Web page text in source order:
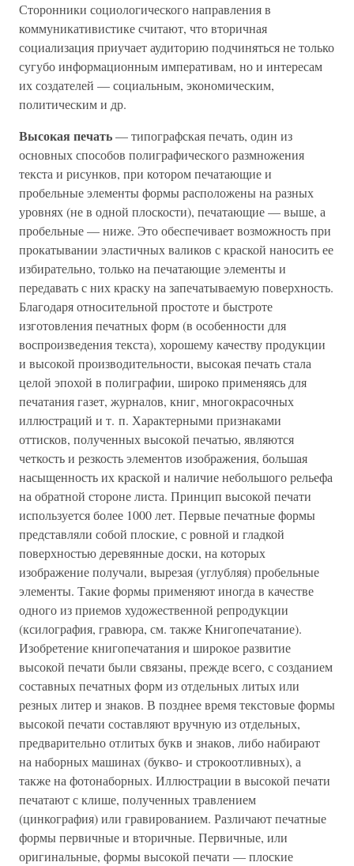
Сторонники социологического направления в
коммуникативистике считают, что вторичная
социализация приучает аудиторию подчиняться не только
сугубо информационным императивам, но и интересам
их создателей — социальным, экономическим,
политическим и др.
Высокая печать— типографская печать, один из
основных способов полиграфического размножения
текста и рисунков, при котором печатающие и
пробельные элементы формы расположены на разных
уровнях (не в одной плоскости), печатающие — выше, а
пробельные — ниже. Это обеспечивает возможность при
прокатывании эластичных валиков с краской наносить ее
избирательно, только на печатающие элементы и
передавать с них краску на запечатываемую поверхность.
Благодаря относительной простоте и быстроте
изготовления печатных форм (в особенности для
воспроизведения текста), хорошему качеству продукции
и высокой производительности, высокая печать стала
целой эпохой в полиграфии, широко применяясь для
печатания газет, журналов, книг, многокрасочных
иллюстраций и т. п. Характерными признаками
оттисков, полученных высокой печатью, являются
четкость и резкость элементов изображения, большая
насыщенность их краской и наличие небольшого рельефа
на обратной стороне листа. Принцип высокой печати
используется более 1000 лет. Первые печатные формы
представляли собой плоские, с ровной и гладкой
поверхностью деревянные доски, на которых
изображение получали, вырезая (углубляя) пробельные
элементы. Такие формы применяют иногда в качестве
одного из приемов художественной репродукции
(ксилография, гравюра, см. также Книгопечатание).
Изобретение книгопечатания и широкое развитие
высокой печати были связаны, прежде всего, с созданием
составных печатных форм из отдельных литых или
резных литер и знаков. В позднее время текстовые формы
высокой печати составляют вручную из отдельных,
предварительно отлитых букв и знаков, либо набирают
на наборных машинах (букво- и строкоотливных), а
также на фотонаборных. Иллюстрации в высокой печати
печатают с клише, полученных травлением
(цинкография) или гравированием. Различают печатные
формы первичные и вторичные. Первичные, или
оригинальные, формы высокой печати — плоские